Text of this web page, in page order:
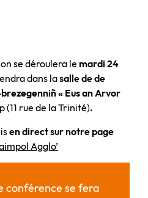
se déroulera le mardi 24
dans lasalle de de
« Eus an Arvor
(11 rue de la Trinité).
en direct sur notre page
Agglo’
conférence se fera